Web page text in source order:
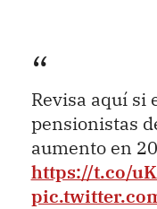
Revisa aquí si
pensionistas
aumento en
https://t.co/